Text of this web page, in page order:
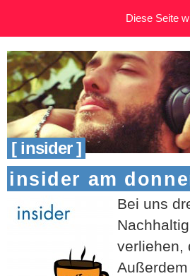
[ insider ]
insider am
Bei uns
verliehen,
Diese Seite